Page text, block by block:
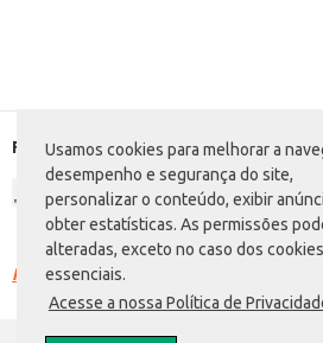
Usamos cookies para melhorar a
desempenho e segurança do site,
personalizar o conteúdo, exibir
obter estatísticas. As permissões
alteradas, exceto no caso dos cookies
essenciais.
Acesse a nossa Política de
Formas de pagamento
Racismo é crime. Denuncie. Disque 100